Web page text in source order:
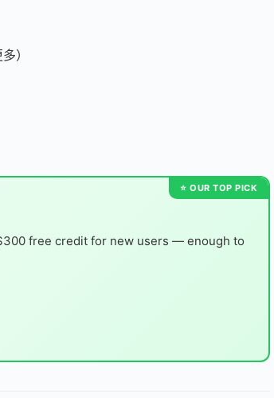
）
free credit for new users — enough to